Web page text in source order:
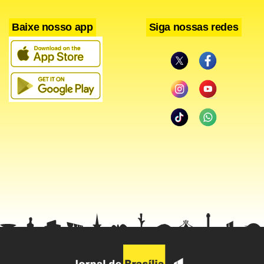
Baixe nosso app Siga nossas redes